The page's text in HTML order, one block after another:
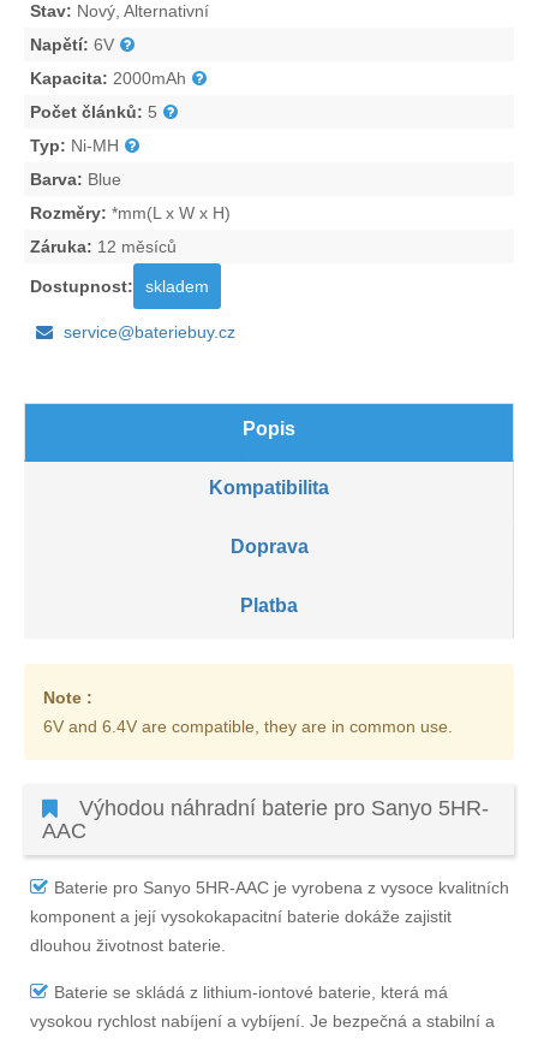
Stav: Nový, Alternativní
Napětí: 6V
Kapacita: 2000mAh
Počet článků: 5
Typ: Ni-MH
Barva: Blue
Rozměry: *mm(L x W x H)
Záruka: 12 měsíců
Dostupnost: skladem
service@bateriebuy.cz
Popis
Kompatibilita
Doprava
Platba
Note :
6V and 6.4V are compatible, they are in common use.
Výhodou náhradní baterie pro Sanyo 5HR-
AAC
Baterie pro Sanyo 5HR-AAC je vyrobena z vysoce kvalitních
komponent a její vysokokapacitní baterie dokáže zajistit
dlouhou životnost baterie.
Baterie se skládá z lithium-iontové baterie, která má
vysokou rychlost nabíjení a vybíjení. Je bezpečná a stabilní a